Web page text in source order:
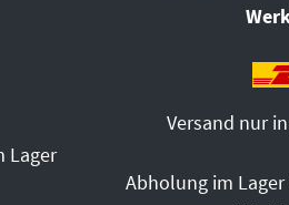
Lager
Versand nur
Abholung im